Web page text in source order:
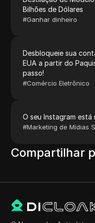
Bilhões de Dólares
#Ganhar dinheiro
Desbloqueie sua
EUA a partir do
passo!
#Comércio Eletrônico
O seu Instagram
#Marketing de Mídias
Compartilhar